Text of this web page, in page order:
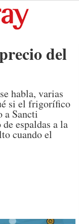
del
habla, varias
si el frigorífico
a Sancti
espaldas a la
cuando el